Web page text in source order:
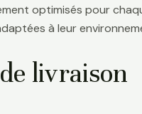
optimisés pour
à leur
livraison